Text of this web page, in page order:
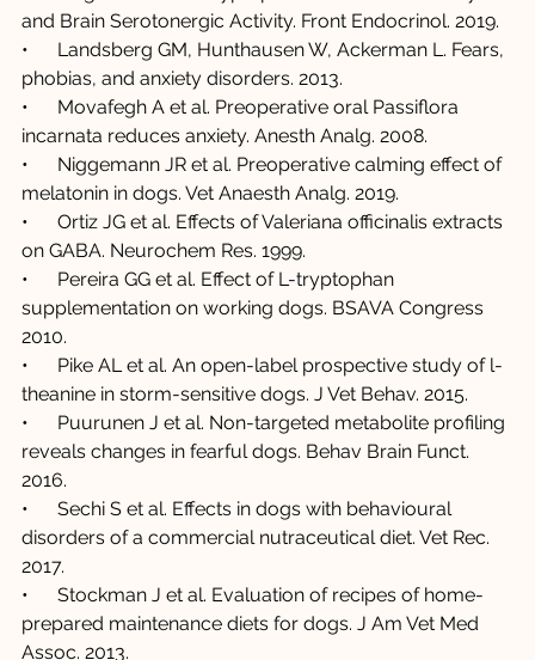
and Brain Serotonergic Activity. Front Endocrinol. 2019.
•      Landsberg GM, Hunthausen W, Ackerman L. Fears,
phobias, and anxiety disorders. 2013.
•      Movafegh A et al. Preoperative oral Passiflora
incarnata reduces anxiety. Anesth Analg. 2008.
•      Niggemann JR et al. Preoperative calming effect of
melatonin in dogs. Vet Anaesth Analg. 2019.
•      Ortiz JG et al. Effects of Valeriana officinalis extracts
on GABA. Neurochem Res. 1999.
•      Pereira GG et al. Effect of L-tryptophan
supplementation on working dogs. BSAVA Congress
2010.
•      Pike AL et al. An open-label prospective study of l-
theanine in storm-sensitive dogs. J Vet Behav. 2015.
•      Puurunen J et al. Non-targeted metabolite profiling
reveals changes in fearful dogs. Behav Brain Funct.
2016.
•      Sechi S et al. Effects in dogs with behavioural
disorders of a commercial nutraceutical diet. Vet Rec.
2017.
•      Stockman J et al. Evaluation of recipes of home-
prepared maintenance diets for dogs. J Am Vet Med
Assoc. 2013.